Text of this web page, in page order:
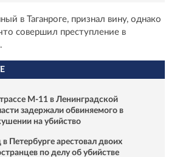
в Таганроге, признал вину, однако
совершил преступление в
М-11 в Ленинградской
задержали обвиняемого в
на убийство
в Петербурге арестовал двоих
по делу об убийстве